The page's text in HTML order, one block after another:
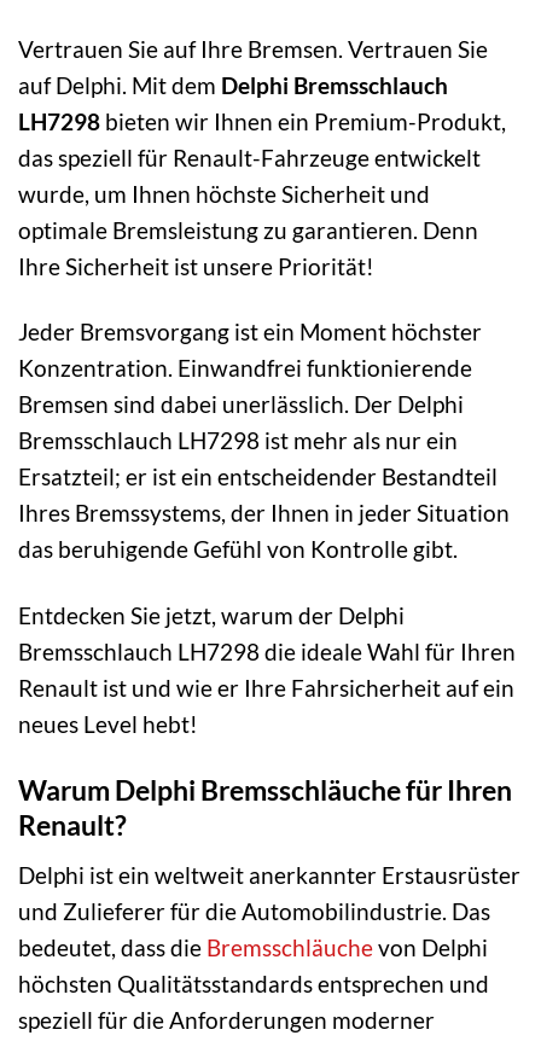
Vertrauen Sie auf Ihre Bremsen. Vertrauen Sie
auf Delphi. Mit dem Delphi Bremsschlauch
LH7298 bieten wir Ihnen ein Premium-Produkt,
das speziell für Renault-Fahrzeuge entwickelt
wurde, um Ihnen höchste Sicherheit und
optimale Bremsleistung zu garantieren. Denn
Ihre Sicherheit ist unsere Priorität!
Jeder Bremsvorgang ist ein Moment höchster
Konzentration. Einwandfrei funktionierende
Bremsen sind dabei unerlässlich. Der Delphi
Bremsschlauch LH7298 ist mehr als nur ein
Ersatzteil; er ist ein entscheidender Bestandteil
Ihres Bremssystems, der Ihnen in jeder Situation
das beruhigende Gefühl von Kontrolle gibt.
Entdecken Sie jetzt, warum der Delphi
Bremsschlauch LH7298 die ideale Wahl für Ihren
Renault ist und wie er Ihre Fahrsicherheit auf ein
neues Level hebt!
Warum Delphi Bremsschläuche für Ihren
Renault?
Delphi ist ein weltweit anerkannter Erstausrüster
und Zulieferer für die Automobilindustrie. Das
bedeutet, dass die Bremsschläuchevon Delphi
höchsten Qualitätsstandards entsprechen und
speziell für die Anforderungen moderner